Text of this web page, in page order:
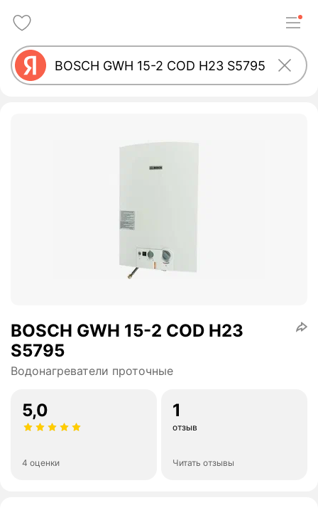
BOSCH GWH 15-2 COD H23
S5795
Водонагреватели проточные
5,0
4 оценки
1
отзыв
Читать отзывы